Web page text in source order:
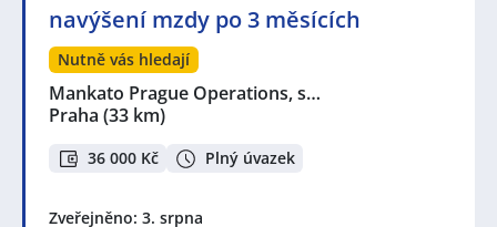
navýšení mzdy po 3 měsících
Nutně vás hledají
Mankato Prague Operations, s…
Praha (33 km)
36 000 Kč Plný úvazek
Zveřejněno: 3. srpna